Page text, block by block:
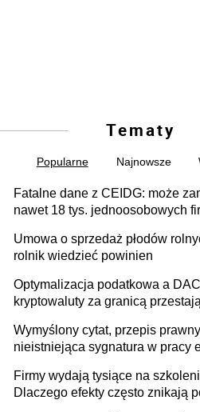
Tematy
Popularne Najnowsze
Fatalne dane z CEIDG: może
nawet 18 tys. jednoosobowych
Umowa o sprzedaż płodów
rolnik wiedzieć powinien
Optymalizacja podatkowa a
kryptowaluty za granicą
Wymyślony cytat, przepis
nieistniejąca sygnatura w pracy
firmie
Firmy wydają tysiące na
Dlaczego efekty często znikają